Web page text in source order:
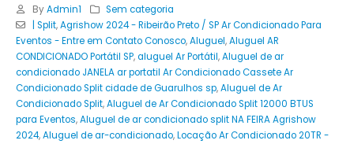
By Admin1
Sem categoria
| Split,Agrishow 2024 - Ribeirão Preto / SP Ar Condicionado Para
Eventos - Entre em Contato Conosco,Aluguel,Aluguel AR
CONDICIONADO Portátil SP,aluguel Ar Portátil,Aluguel de ar
condicionado JANELA ar portatil Ar Condicionado Cassete Ar
Condicionado Split cidade de Guarulhos sp,Aluguel de Ar
Condicionado Split,Aluguel de Ar Condicionado Split 12000 BTUS
para Eventos,Aluguel de ar condicionado split NA FEIRA Agrishow
2024,Aluguel de ar-condicionado,Locação Ar Condicionado 20TR -